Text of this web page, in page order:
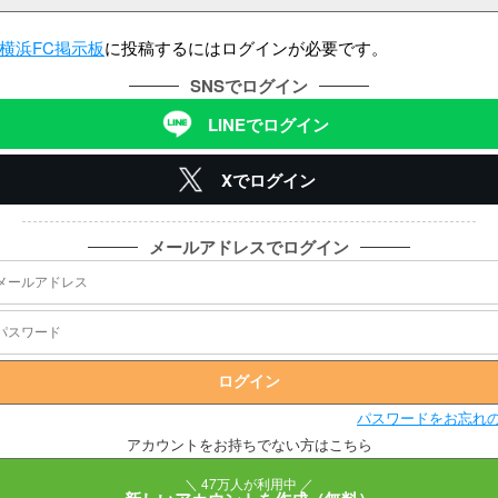
浜FC掲示板に投稿するにはログインが必要です。
SNSでログイン
LINEでログイン
Xでログイン
メールアドレスでログイン
パスワードをお忘れ
アカウントをお持ちでない方はこちら
＼ 47万人が利用中 ／